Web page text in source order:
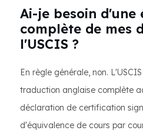
Ai-je besoin d'une
complète de mes
l'USCIS ?
En règle générale, non.
traduction anglaise complète
déclaration de certification
d'équivalence de cours par